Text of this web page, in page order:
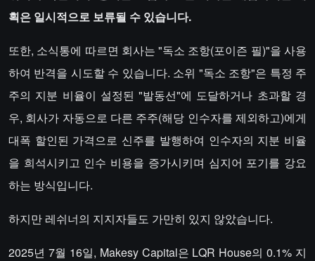
획은 일시적으로 보류될 수 있습니다.
또한, 소식통에 따르면 회사는 "독소 조항(포이즌 필)"을 사용
하여 반격을 시도할 수 있습니다. 소위 "독소 조항"은 특정 주
주의 지분 비율이 설정된 "발동선"에 도달하거나 초과할 경
우, 회사가 자동으로 다른 주주(해당 인수자를 제외하고)에게
대폭 할인된 가격으로 신주를 발행하여 인수자의 지분 비율
을 희석시키고 인수 비용을 증가시키며 심지어 포기를 강요
하는 방식입니다.
하지만 레쉬너의 지지자들도 가만히 있지 않았습니다.
2025년 7월 16일, Makesy Capital은 LQR House의 0.1% 지